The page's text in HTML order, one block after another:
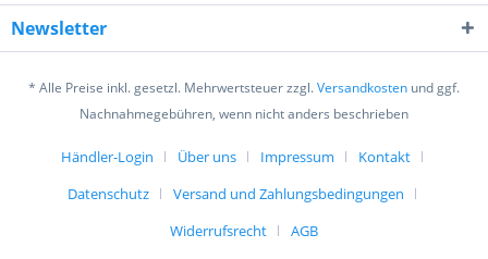
Ich habe dieDatenschutzerklärunggelesen,
verstanden und stimme zu. *
Newsletter
* Alle Preise inkl. gesetzl. Mehrwertsteuer zzgl.Versandkosten und ggf.
Nachnahmegebühren, wenn nicht anders beschrieben
Händler-Login Über uns Impressum
Kontakt
Datenschutz
Versand und Zahlungsbedingungen
Widerrufsrecht
AGB